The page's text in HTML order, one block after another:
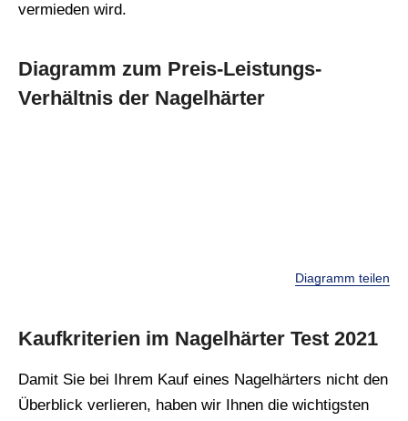
vermieden wird.
Diagramm zum Preis-Leistungs-
Verhältnis der Nagelhärter
Diagramm teilen
Kaufkriterien im Nagelhärter Test 2021
Damit Sie bei Ihrem Kauf eines Nagelhärters nicht den
Überblick verlieren, haben wir Ihnen die wichtigsten